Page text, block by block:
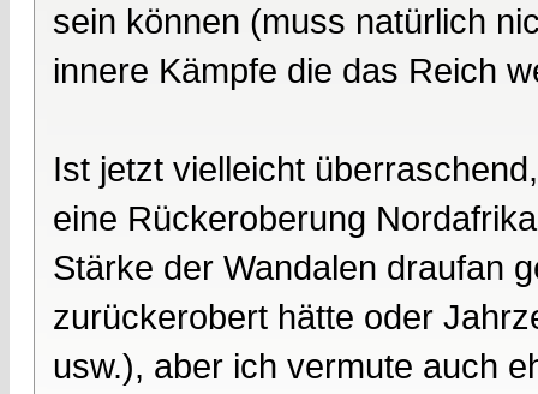
sein können (muss natürlich
innere Kämpfe die das Reich
Ist jetzt vielleicht
eine Rückeroberung
Stärke der Wandalen draufan
zurückerobert hätte oder
usw.), aber ich vermute auch